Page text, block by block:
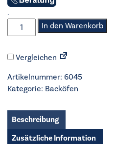
.
AEG
-
-
Menge
In den Warenkorb
Vergleichen
Artikelnummer: 6045
Kategorie: Backöfen
Beschreibung
Zusätzliche Information